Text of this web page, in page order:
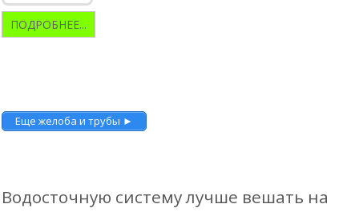
ПОДРОБНЕЕ...
Еще желоба и трубы ►
Водосточную систему лучше вешать на